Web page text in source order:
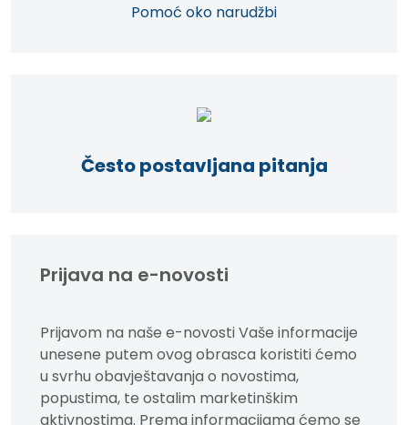
Pomoć oko narudžbi
Često postavljana pitanja
Prijava na e-novosti
Prijavom na naše e-novosti Vaše informacije
unesene putem ovog obrasca koristiti ćemo
u svrhu obavještavanja o novostima,
popustima, te ostalim marketinškim
aktivnostima. Prema informacijama ćemo se